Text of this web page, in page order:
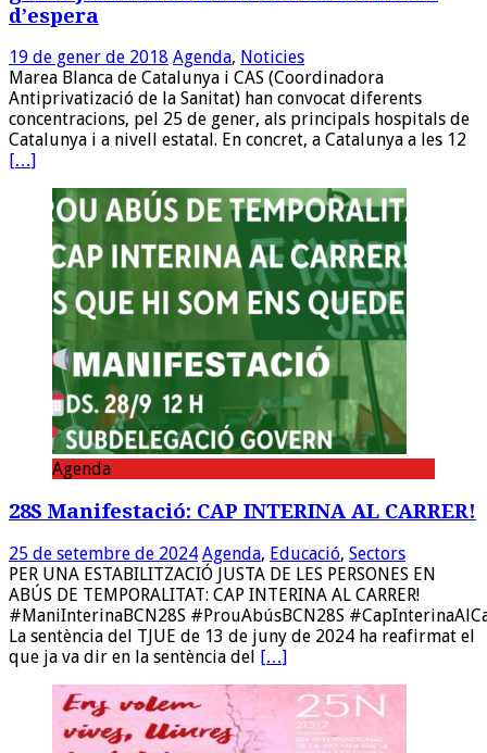
d’espera
19 de gener de 2018 Agenda, Noticies
Marea Blanca de Catalunya i CAS (Coordinadora
Antiprivatizació de la Sanitat) han convocat diferents
concentracions, pel 25 de gener, als principals hospitals de
Catalunya i a nivell estatal. En concret, a Catalunya a les 12
[…]
Agenda
28S Manifestació: CAP INTERINA AL CARRER!
25 de setembre de 2024 Agenda, Educació, Sectors
PER UNA ESTABILITZACIÓ JUSTA DE LES PERSONES EN
ABÚS DE TEMPORALITAT: CAP INTERINA AL CARRER!
#ManiInterinaBCN28S #ProuAbúsBCN28S
La sentència del TJUE de 13 de juny de 2024 ha reafirmat el
que ja va dir en la sentència del […]